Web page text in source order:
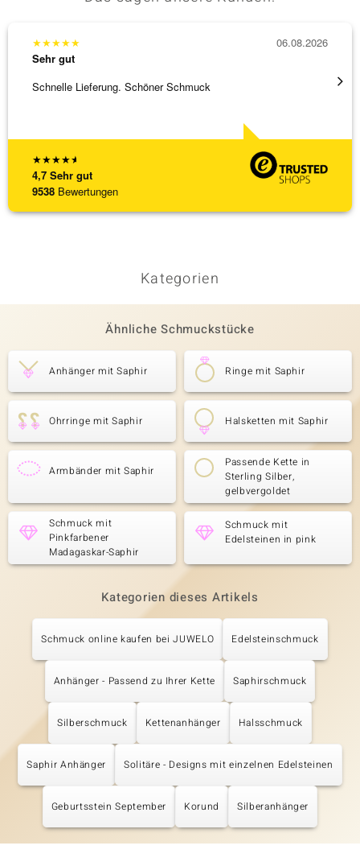
★★★★★
4,7 Sehr gut
9538 Bewertungen
★★★★★
Sehr gut
Schnelle Lieferung. Schöner Schmuck
06.08.2026
Kategorien
Ähnliche Schmuckstücke
Anhänger mit Saphir Ringe mit Saphir
Ohrringe mit Saphir Halsketten mit Saphir
Armbänder mit Saphir
Passende Kette in
Sterling Silber,
gelbvergoldet
Schmuck mit
Pinkfarbener
Madagaskar-Saphir
Schmuck mit
Edelsteinen in pink
Kategorien dieses Artikels
Schmuck online kaufen bei JUWELO Edelsteinschmuck
Anhänger - Passend zu Ihrer Kette Saphirschmuck
Silberschmuck Kettenanhänger Halsschmuck
Saphir Anhänger Solitäre - Designs mit einzelnen Edelsteinen
Geburtsstein September Korund Silberanhänger